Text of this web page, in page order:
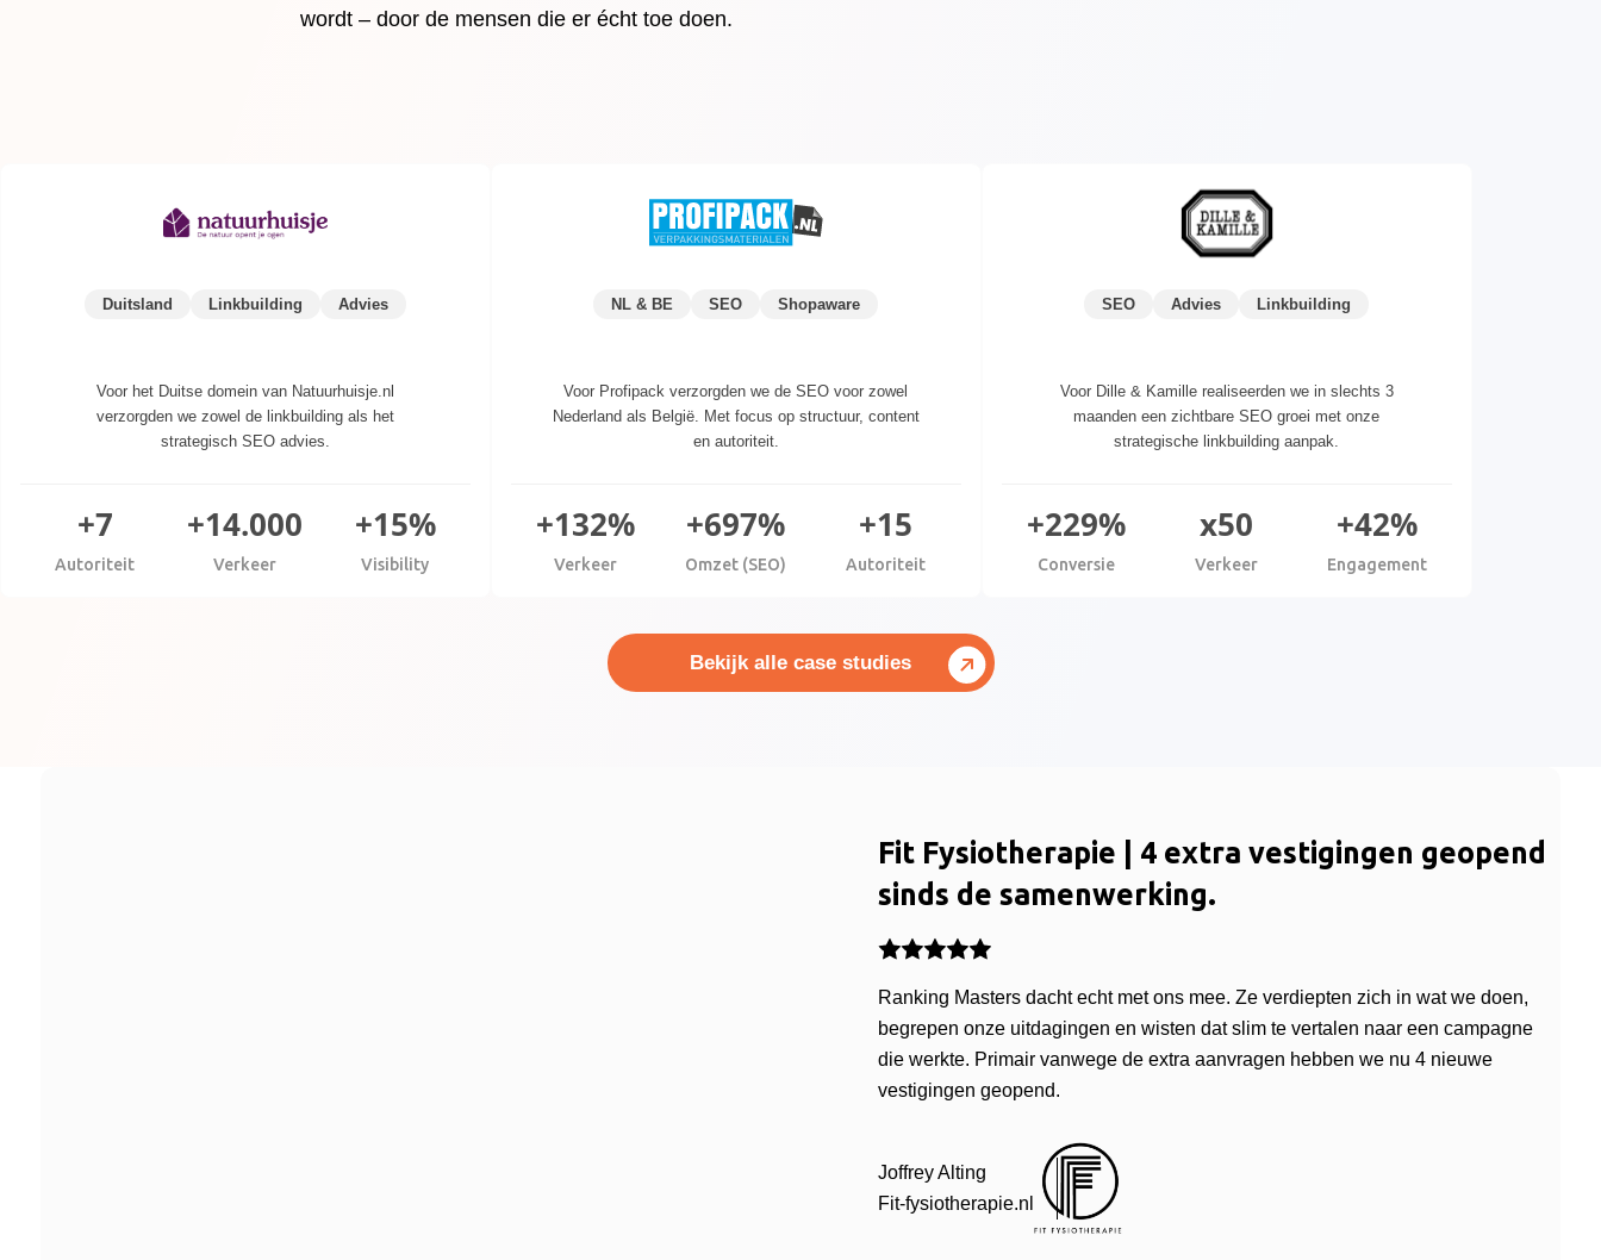
wordt – door de mensen die er écht toe doen.
Duitsland Linkbuilding Advies
Voor het Duitse domein van Natuurhuisje.nl
verzorgden we zowel de linkbuilding als het
strategisch SEO advies.
+7
Autoriteit
+14.000
Verkeer
+15%
Visibility
NL & BE SEO Shopaware
Voor Profipack verzorgden we de SEO voor zowel
Nederland als België. Met focus op structuur, content
en autoriteit.
+132%
Verkeer
+697%
Omzet (SEO)
+15
Autoriteit
SEO Advies Linkbuilding
Voor Dille & Kamille realiseerden we in slechts 3
maanden een zichtbare SEO groei met onze
strategische linkbuilding aanpak.
+229%
Conversie
x50
Verkeer
+42%
Engagement
Bekijk alle case studies
Fit Fysiotherapie | 4 extra vestigingen geopend
sinds de samenwerking.
Ranking Masters dacht echt met ons mee. Ze verdiepten zich in wat we doen,
begrepen onze uitdagingen en wisten dat slim te vertalen naar een campagne
die werkte. Primair vanwege de extra aanvragen hebben we nu 4 nieuwe
vestigingen geopend.
Joffrey Alting
Fit-fysiotherapie.nl